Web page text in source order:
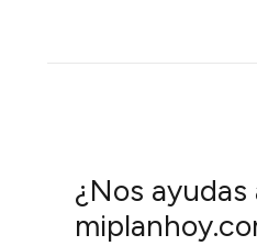
¿Nos